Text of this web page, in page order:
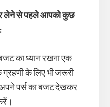
लेने से पहले आपको कुछ
का ध्यान रखना एक
ग्रहणी के लिए भी जरूरी
पर्स का बजट देखकर